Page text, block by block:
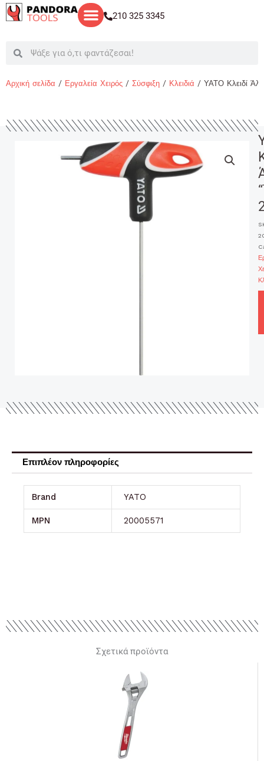
Μετάβαση
στο
210 325 3345
SearchSearch
Αρχική σελίδα / Εργαλεία Χειρός / Σύσφιξη / Κλειδιά / ΥΑΤΟ Κλειδί
Επιπλέον πληροφορίες
Brand YATO
MPN 20005571
Σχετικά προϊόντα